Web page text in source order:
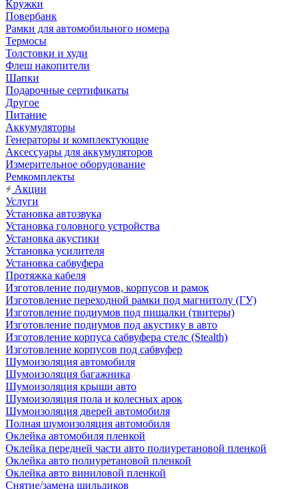
Кружки
Повербанк
Рамки для автомобильного номера
Термосы
Толстовки и худи
Флеш накопители
Шапки
Подарочные сертификаты
Другое
Питание
Аккумуляторы
Генераторы и комплектующие
Аксессуары для аккумуляторов
Измерительное оборудование
Ремкомплекты
Акции
Услуги
Установка автозвука
Установка головного устройства
Установка акустики
Установка усилителя
Установка сабвуфера
Протяжка кабеля
Изготовление подиумов, корпусов и рамок
Изготовление переходной рамки под магнитолу (ГУ)
Изготовление подиумов под пищалки (твитеры)
Изготовление подиумов под акустику в авто
Изготовление корпуса сабвуфера стелс (Stealth)
Изготовление корпусов под сабвуфер
Шумоизоляция автомобиля
Шумоизоляция багажника
Шумоизоляция крыши авто
Шумоизоляция пола и колесных арок
Шумоизоляция дверей автомобиля
Полная шумоизоляция автомобиля
Оклейка автомобиля пленкой
Оклейка передней части авто полиуретановой пленкой
Оклейка авто полиуретановой пленкой
Оклейка авто виниловой пленкой
Снятие/замена шильдиков